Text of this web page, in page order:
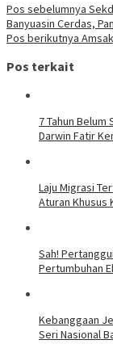
Pos sebelumnya
Banyuasin Cerdas,
Pos berikutnya
Pos terkait
7 Tahun
Darwin Fatir
Laju Migrasi
Aturan Khusus
Sah!
Pertumbuhan
Kebanggaan
Seri Nasional